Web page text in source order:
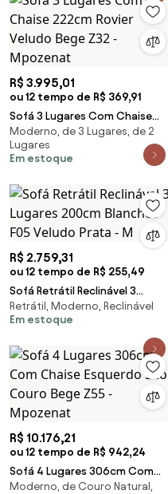
R$ 3.995,01
ou 12 tempo de R$ 369,91
Sofá 3 Lugares Com Chaise
222cm Rovier Veludo Bege Z32 -
Mpozenat
Moderno, de 3 Lugares, de 2
Lugares
Em estoque
R$ 2.759,31
ou 12 tempo de R$ 255,49
Sofá Retrátil Reclinável 3
Lugares 200cm Blanches F05
Veludo Prata - M
Retrátil, Moderno, Reclinável
Em estoque
R$ 10.176,21
ou 12 tempo de R$ 942,24
Sofá 4 Lugares 306cm Com
Chaise Esquerdo Eko Couro
Moderno, de Couro Natural,